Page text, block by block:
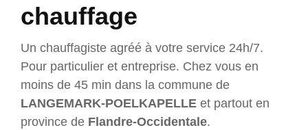
chauffage
Un chauffagiste agréé à votre service 24h/7.
Pour particulier et entreprise. Chez vous en
moins de 45 min dans la commune de
LANGEMARK-POELKAPELLE et partout en
province de Flandre-Occidentale.